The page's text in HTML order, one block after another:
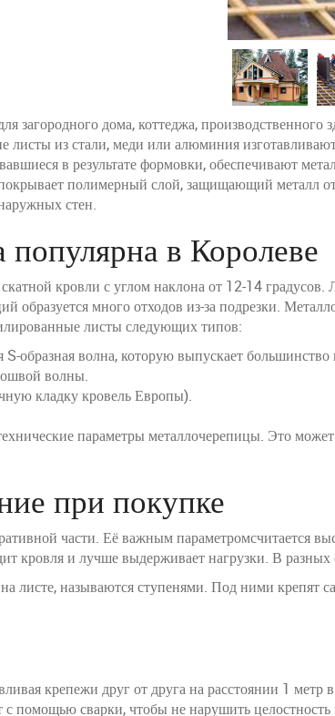
загородного дома, коттеджа, производственного
листы из стали, меди или алюминия
в результате формовки, обеспечивают
полимерный слой, защищающий металл
стен.
популярна в Королеве
кровли с углом наклона от 12-14
образуется много отходов из-за подрезки.
листы следующих типов:
образная волна, которую выпускает большинство
волны.
кладку кровель Европы).
параметры металлочерепицы. Это
при покупке
части. Её важным параметромсчитается
кровля и лучше выдерживает нагрузки. В разных
листе, называются ступенями. Под ними крепят
крепежи друг от друга на расстоянии 1
помощью сварки, чтобы не нарушить